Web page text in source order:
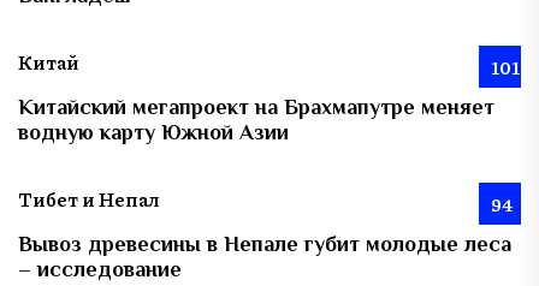
Китай 101
Китайский мегапроект на Брахмапутре меняет
водную карту Южной Азии
Тибет и Непал 94
Вывоз древесины в Непале губит молодые леса
– исследование